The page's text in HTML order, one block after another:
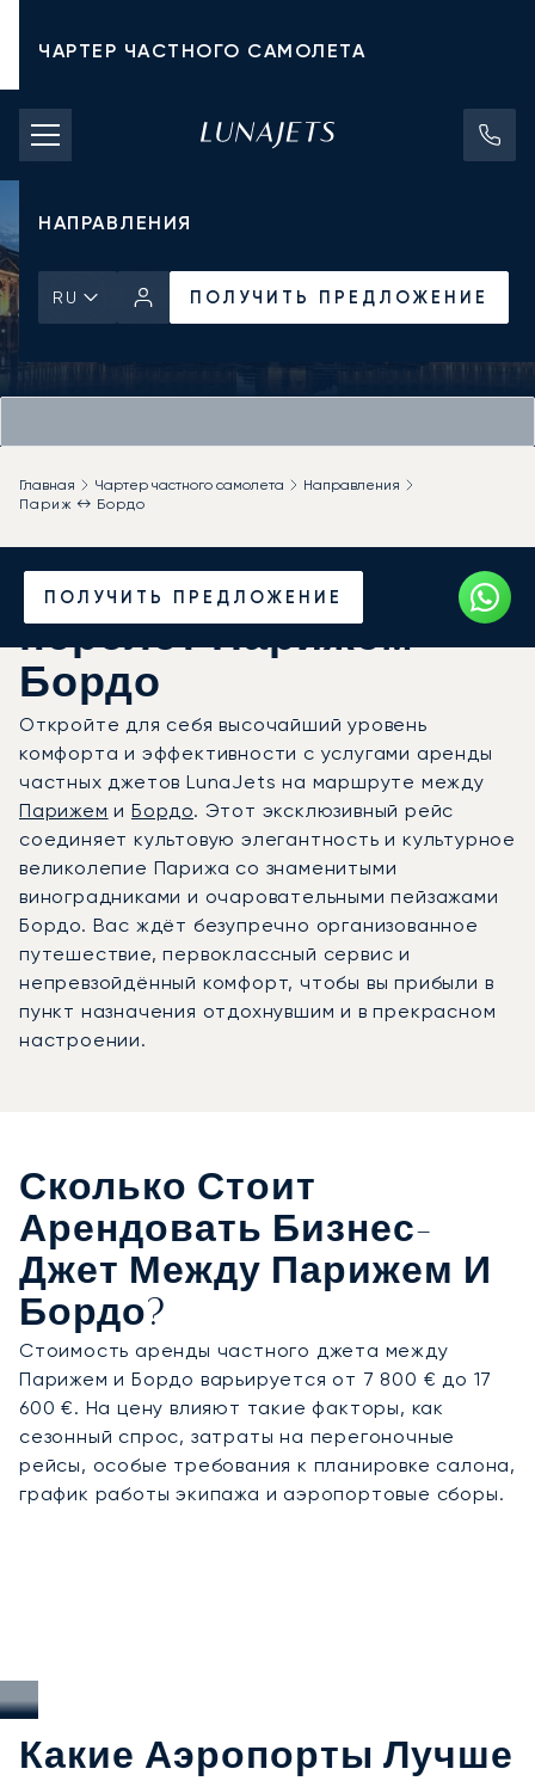
ЧАРТЕР ЧАСТНОГО САМОЛЕТА
СТОИМОСТЬ ЧАРТЕРА
ЧАСТНЫЕ САМОЛЕТЫ
НАПРАВЛЕНИЯ
RU ПОЛУЧИТЬ ПРЕДЛОЖЕНИЕ
ПОЛУЧИТЬ ПРЕДЛОЖЕНИЕ
Главная Чартер частного самолета
Направления
Париж ↔ Бордо
Закажите частный
перелёт Парижем —
Бордо
Откройте для себя высочайший уровень
комфорта и эффективности с услугами аренды
частных джетов LunaJets на маршруте между
Парижем иБордо. Этот эксклюзивный рейс
соединяет культовую элегантность и культурное
великолепие Парижа со знаменитыми
виноградниками и очаровательными пейзажами
Бордо. Вас ждёт безупречно организованное
путешествие, первоклассный сервис и
непревзойдённый комфорт, чтобы вы прибыли в
пункт назначения отдохнувшим и в прекрасном
настроении.
Сколько Стоит
Арендовать Бизнес-
Джет Между Парижем И
Бордо?
Стоимость аренды частного джета между
Парижем и Бордо варьируется от 7 800 € до 17
600 €. На цену влияют такие факторы, как
сезонный спрос, затраты на перегоночные
рейсы, особые требования к планировке салона,
график работы экипажа и аэропортовые сборы.
Какие Аэропорты Лучше